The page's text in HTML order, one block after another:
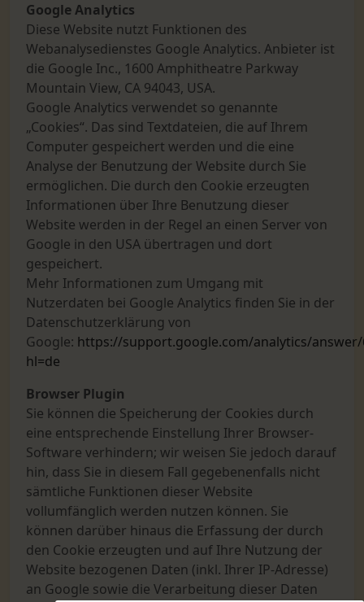
Google Analytics
Diese Website nutzt Funktionen des
Webanalysedienstes Google Analytics. Anbieter ist
die Google Inc., 1600 Amphitheatre Parkway
Mountain View, CA 94043, USA.
Google Analytics verwendet so genannte
„Cookies“. Das sind Textdateien, die auf Ihrem
Computer gespeichert werden und die eine
Analyse der Benutzung der Website durch Sie
ermöglichen. Die durch den Cookie erzeugten
Informationen über Ihre Benutzung dieser
Website werden in der Regel an einen Server von
Google in den USA übertragen und dort
gespeichert.
Mehr Informationen zum Umgang mit
Nutzerdaten bei Google Analytics finden Sie in der
Datenschutzerklärung von
Google: https://support.google.com/analytics/answer/
hl=de
Browser Plugin
Sie können die Speicherung der Cookies durch
eine entsprechende Einstellung Ihrer Browser-
Software verhindern; wir weisen Sie jedoch darauf
hin, dass Sie in diesem Fall gegebenenfalls nicht
sämtliche Funktionen dieser Website
vollumfänglich werden nutzen können. Sie
können darüber hinaus die Erfassung der durch
den Cookie erzeugten und auf Ihre Nutzung der
Website bezogenen Daten (inkl. Ihrer IP-Adresse)
an Google sowie die Verarbeitung dieser Daten